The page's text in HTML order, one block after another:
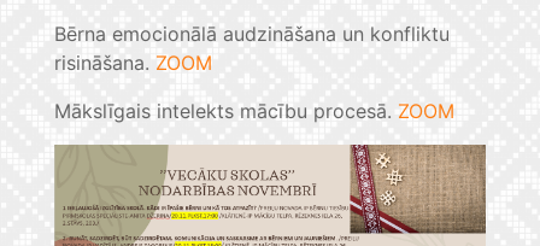
Bērna emocionālā audzināšana un konfliktu
risināšana. ZOOM
Mākslīgais intelekts mācību procesā. ZOOM